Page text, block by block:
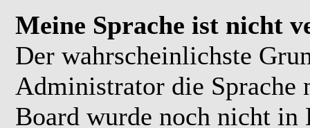
Meine Sprache ist nicht
Der wahrscheinlichste
Administrator die Sprache
Board wurde noch nicht in